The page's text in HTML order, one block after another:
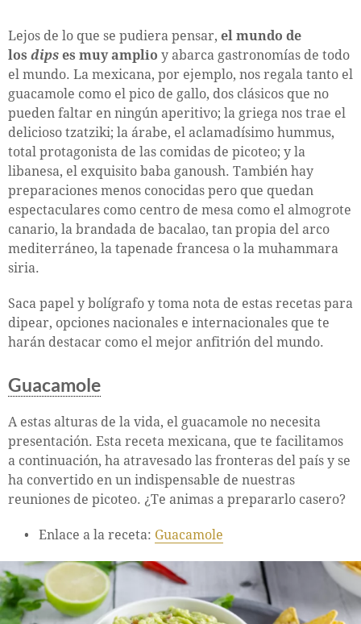
Lejos de lo que se pudiera pensar, el mundo de
los dips es muy amplio y abarca gastronomías de todo
el mundo. La mexicana, por ejemplo, nos regala tanto el
guacamole como el pico de gallo, dos clásicos que no
pueden faltar en ningún aperitivo; la griega nos trae el
delicioso tzatziki; la árabe, el aclamadísimo hummus,
total protagonista de las comidas de picoteo; y la
libanesa, el exquisito baba ganoush. También hay
preparaciones menos conocidas pero que quedan
espectaculares como centro de mesa como el almogrote
canario, la brandada de bacalao, tan propia del arco
mediterráneo, la tapenade francesa o la muhammara
siria.
Saca papel y bolígrafo y toma nota de estas recetas para
dipear, opciones nacionales e internacionales que te
harán destacar como el mejor anfitrión del mundo.
Guacamole
A estas alturas de la vida, el guacamole no necesita
presentación. Esta receta mexicana, que te facilitamos
a continuación, ha atravesado las fronteras del país y se
ha convertido en un indispensable de nuestras
reuniones de picoteo. ¿Te animas a prepararlo casero?
Enlace a la receta: Guacamole